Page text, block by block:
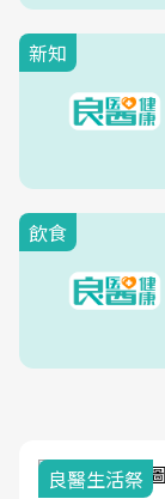
新知
飲食
良醫生活祭